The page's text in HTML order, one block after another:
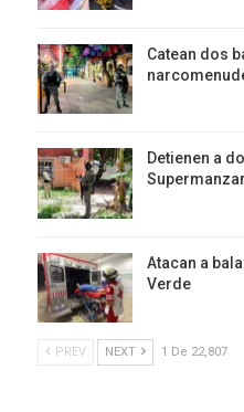
Catean dos
Detienen a
Atacan a
Verde
PREV NEXT 1 De 22,807